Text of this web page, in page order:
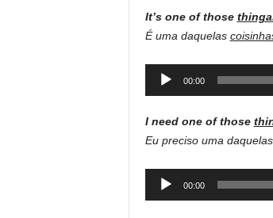
It’s one of those
É uma daquelas
Audio
00:00
I need one of those
Eu preciso uma daquelas
Audio
00:00